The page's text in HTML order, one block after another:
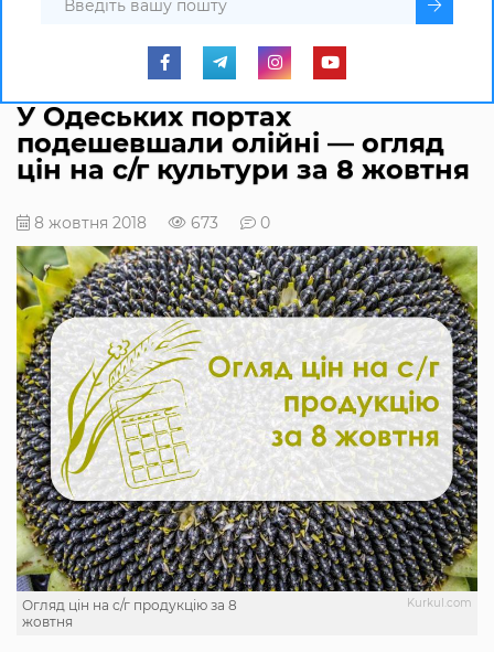
У Одеських портах
подешевшали олійні — огляд
цін на с/г культури за 8 жовтня
8 жовтня 2018 673 0
Kurkul.com
Огляд цін на с/г продукцію за 8
жовтня